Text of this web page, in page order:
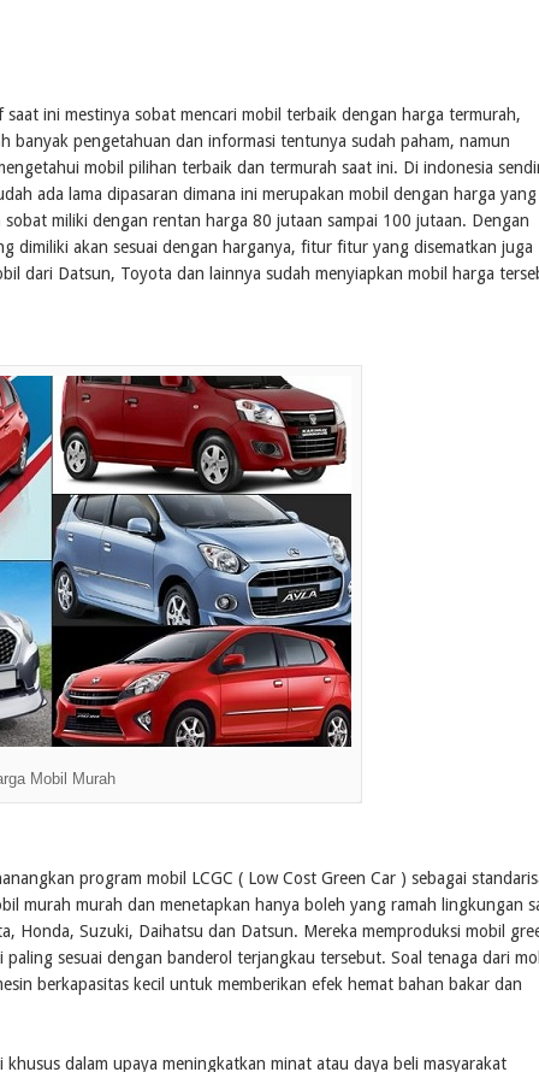
ini mestinya sobat mencari mobil terbaik dengan harga termurah,
pengetahuan dan informasi tentunya sudah paham, namun
mobil pilihan terbaik dan termurah saat ini. Di indonesia
ada lama dipasaran dimana ini merupakan mobil dengan harga yang
miliki dengan rentan harga 80 jutaan sampai 100 jutaan. Dengan
dimiliki akan sesuai dengan harganya, fitur fitur yang disematkan juga
dari Datsun, Toyota dan lainnya sudah menyiapkan mobil harga
Mobil Murah
program mobil LCGC ( Low Cost Green Car ) sebagai
murah murah dan menetapkan hanya boleh yang ramah lingkungan
Honda, Suzuki, Daihatsu dan Datsun. Mereka memproduksi mobil
sesuai dengan banderol terjangkau tersebut. Soal tenaga dari
berkapasitas kecil untuk memberikan efek hemat bahan bakar dan
dalam upaya meningkatkan minat atau daya beli masyarakat